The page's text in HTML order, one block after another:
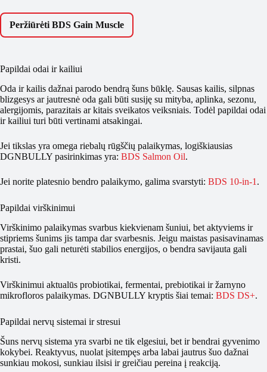
Peržiūrėti BDS Gain Muscle
Papildai odai ir kailiui
Oda ir kailis dažnai parodo bendrą šuns būklę. Sausas kailis, silpnas
blizgesys ar jautresnė oda gali būti susiję su mityba, aplinka, sezonu,
alergijomis, parazitais ar kitais sveikatos veiksniais. Todėl papildai odai
ir kailiui turi būti vertinami atsakingai.
Jei tikslas yra omega riebalų rūgščių palaikymas, logiškiausias
DGNBULLY pasirinkimas yra: BDS Salmon Oil.
Jei norite platesnio bendro palaikymo, galima svarstyti: BDS 10-in-1 .
Papildai virškinimui
Virškinimo palaikymas svarbus kiekvienam šuniui, bet aktyviems ir
stipriems šunims jis tampa dar svarbesnis. Jeigu maistas pasisavinamas
prastai, šuo gali neturėti stabilios energijos, o bendra savijauta gali
kristi.
Virškinimui aktualūs probiotikai, fermentai, prebiotikai ir žarnyno
mikrofloros palaikymas. DGNBULLY kryptis šiai temai: BDS DS+.
Papildai nervų sistemai ir stresui
Šuns nervų sistema yra svarbi ne tik elgesiui, bet ir bendrai gyvenimo
kokybei. Reaktyvus, nuolat įsitempęs arba labai jautrus šuo dažnai
sunkiau mokosi, sunkiau ilsisi ir greičiau pereina į reakciją.